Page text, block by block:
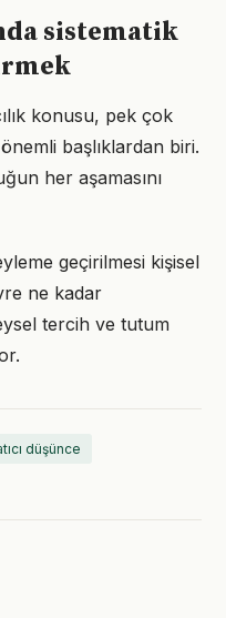
sistematik
konusu, pek çok
başlıklardan biri.
her aşamasını
geçirilmesi kişisel
ne kadar
tercih ve tutum
düşünce